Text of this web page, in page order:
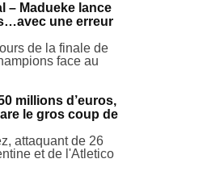
– Madueke lance
une erreur
de la finale de
face au
millions d’euros,
le gros coup de
attaquant de 26
et de l'Atletico